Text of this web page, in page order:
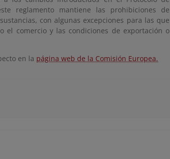
reglamento mantiene las prohibiciones de
con algunas excepciones para las que
el comercio y las condiciones de exportación o
en la página web de la Comisión Europea.